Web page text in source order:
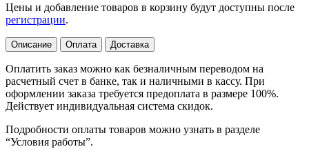
Цены и добавление товаров в корзину будут доступны после
регистрации.
Описание Оплата Доставка
Оплатить заказ можно как безналичным переводом на
расчетный счет в банке, так и наличными в кассу. При
оформлении заказа требуется предоплата в размере 100%.
Действует индивидуальная система скидок.
Подробности оплаты товаров можно узнать в разделе
“Условия работы”.